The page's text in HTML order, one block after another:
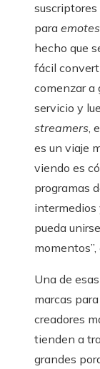
para emotes
hecho que
fácil
comenzar a
servicio y
streamers,
es un viaje
viendo es
programas
intermedios
pueda
Una de
marcas
creadores
tienden a
grandes